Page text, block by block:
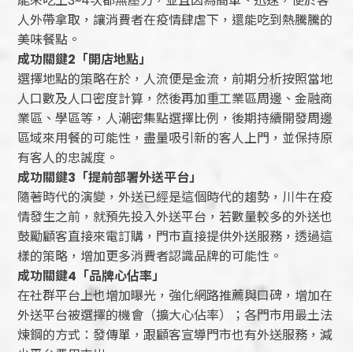
人外帶拿取，讓消費者在疫情肆虐下，還能吃到熱騰騰的
美味餐點。
成功關鍵2 「開店地點」
選擇地點的策略在於，人流便是金流，前期分析按照當地
人口數及人口密度計算，然後再加重工業區周邊、金融商
業區、學區等，人潮密集點選擇比例，後期持續開發周邊
區域來用餐的可能性，盡量吸引新的客人上門，並保持原
有客人的忠誠度。
成功關鍵3 「提前部署外送平台」
隨著時代的演變，外送已經是這個時代的趨勢，川牛在疫
情發生之前，就預先投入外送平台，若數量較多的外送也
鼓勵顧客直接來電訂購，門市直接提供外送服務，透過這
樣的策略，增加更多消費者認識品牌的可能性。
成功關鍵4 「品牌心佔率」
在社群平台上也增加曝光，強化網路推薦與口碑，增加在
外送平台被選擇的機會（擴大心佔率）；各門市用最土法
煉鋼的方式：發傳單，跟顧客宣導門市也有外送服務，減